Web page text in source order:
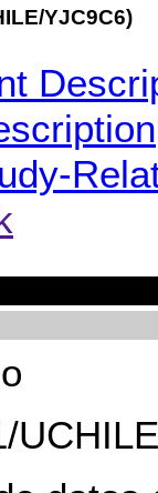
YJC9C6)